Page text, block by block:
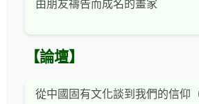
由朋友禱告而成名的畫家
【論壇】
從中國固有文化談到我們的信仰（